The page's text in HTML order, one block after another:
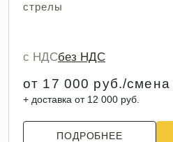
стрелы
с НДСбез НДС
от 17 000 руб./смена
+ доставка от 12 000 руб.
ПОДРОБНЕЕ